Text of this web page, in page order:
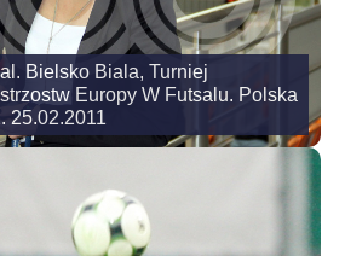
Bielsko Biala, Turniej
Europy W Futsalu. Polska
25.02.2011